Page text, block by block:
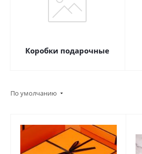
Коробки подарочные
По умолчанию